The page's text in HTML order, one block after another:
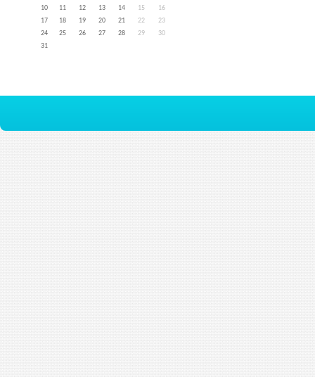
10
11 12 13 14 15
16
17
18 19 20 21 22
23
24
25 26 27 28 29
30
31